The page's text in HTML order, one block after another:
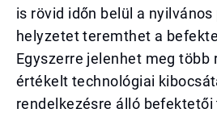
is rövid időn belül a
helyzetet teremthet a
Egyszerre jelenhet meg több
értékelt technológiai
rendelkezésre álló befektetői